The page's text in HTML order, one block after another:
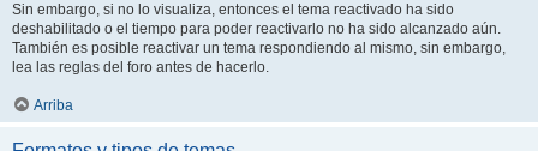
Sin embargo, si no lo visualiza, entonces el tema reactivado ha sido
deshabilitado o el tiempo para poder reactivarlo no ha sido alcanzado aún.
También es posible reactivar un tema respondiendo al mismo, sin embargo,
lea las reglas del foro antes de hacerlo.
Arriba